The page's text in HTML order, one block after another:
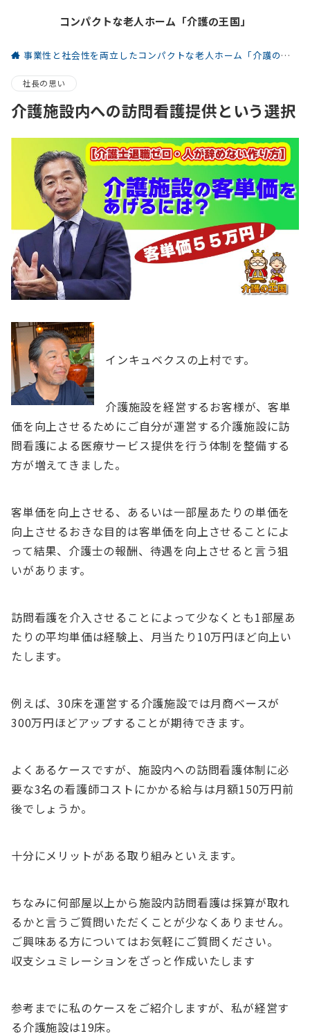
コンパクトな老人ホーム「介護の王国」
事業性と社会性を両立したコンパクトな老人ホーム「介護の王国」
社長の思い
介護施設内への訪問看護提供という選択
インキュベクスの上村です。
介護施設を経営するお客様が、客単
価を向上させるためにご自分が運営する介護施設に訪
問看護による医療サービス提供を行う体制を整備する
方が増えてきました。
客単価を向上させる、あるいは一部屋あたりの単価を
向上させるおきな目的は客単価を向上させることによ
って結果、介護士の報酬、待遇を向上させると言う狙
いがあります。
訪問看護を介入させることによって少なくとも1部屋あ
たりの平均単価は経験上、月当たり10万円ほど向上い
たします。
例えば、30床を運営する介護施設では月商ベースが
300万円ほどアップすることが期待できます。
よくあるケースですが、施設内への訪問看護体制に必
要な3名の看護師コストにかかる給与は月額150万円前
後でしょうか。
十分にメリットがある取り組みといえます。
ちなみに何部屋以上から施設内訪問看護は採算が取れ
るかと言うご質問いただくことが少なくありません。
ご興味ある方についてはお気軽にご質問ください。
収支シュミレーションをざっと作成いたします
参考までに私のケースをご紹介しますが、私が経営す
る介護施設は19床。